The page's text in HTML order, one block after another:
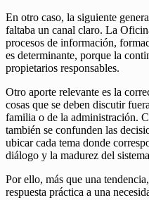
En otro caso, la siguiente
faltaba un canal claro. La
procesos de información,
es determinante, porque la
propietarios responsables.
Otro aporte relevante es la
cosas que se deben discutir
familia o de la administración.
también se confunden las
ubicar cada tema donde
diálogo y la madurez del
Por ello, más que una
respuesta práctica a una